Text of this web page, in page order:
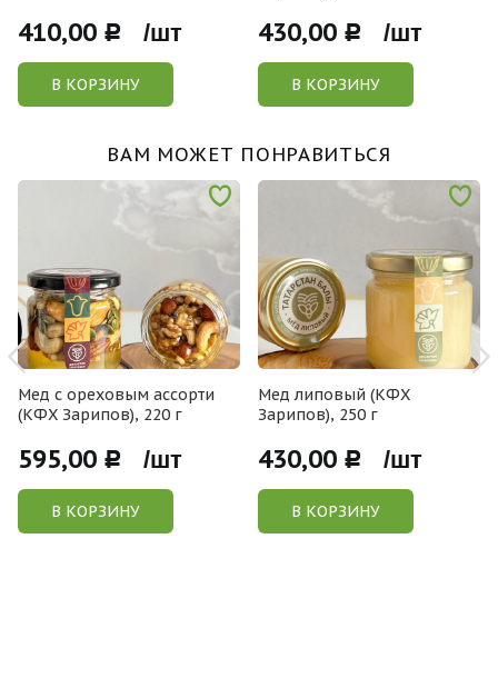
410,00 Р /шт
В КОРЗИНУ
430,00 Р /шт
В КОРЗИНУ
ВАМ МОЖЕТ ПОНРАВИТЬСЯ
Мед с ореховым ассорти
(КФХ Зарипов), 220 г
595,00 Р /шт
В КОРЗИНУ
Мед липовый (КФХ
Зарипов), 250 г
430,00 Р /шт
В КОРЗИНУ